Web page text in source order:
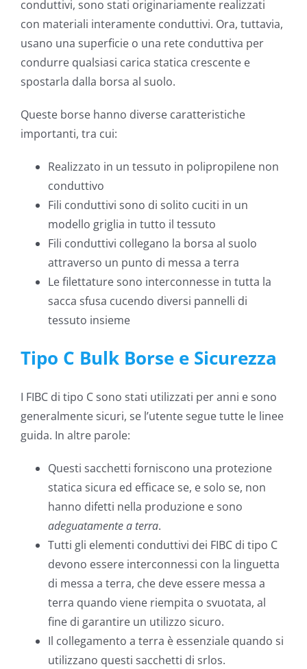
conduttivi, sono stati originariamente realizzati
con materiali interamente conduttivi. Ora, tuttavia,
usano una superficie o una rete conduttiva per
condurre qualsiasi carica statica crescente e
spostarla dalla borsa al suolo.
Queste borse hanno diverse caratteristiche
importanti, tra cui:
Realizzato in un tessuto in polipropilene non
conduttivo
Fili conduttivi sono di solito cuciti in un
modello griglia in tutto il tessuto
Fili conduttivi collegano la borsa al suolo
attraverso un punto di messa a terra
Le filettature sono interconnesse in tutta la
sacca sfusa cucendo diversi pannelli di
tessuto insieme
Tipo C Bulk Borse e Sicurezza
I FIBC di tipo C sono stati utilizzati per anni e sono
generalmente sicuri, se l’utente segue tutte le linee
guida. In altre parole:
Questi sacchetti forniscono una protezione
statica sicura ed efficace se, e solo se, non
hanno difetti nella produzione e sono
adeguatamente a terra.
Tutti gli elementi conduttivi dei FIBC di tipo C
devono essere interconnessi con la linguetta
di messa a terra, che deve essere messa a
terra quando viene riempita o svuotata, al
fine di garantire un utilizzo sicuro.
Il collegamento a terra è essenziale quando si
utilizzano questi sacchetti di srlos.